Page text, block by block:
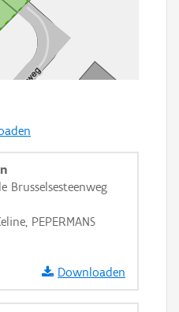
Brusselsesteenweg
PEPERMANS
Downloaden